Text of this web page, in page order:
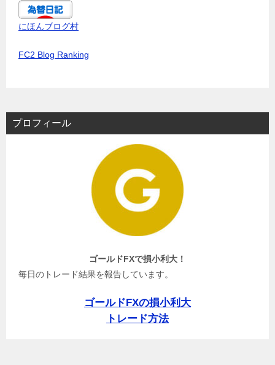
にほんブログ村
FC2 Blog Ranking
プロフィール
ゴールドFXで損小利大！
毎日のトレード結果を報告しています。
ゴールドFXの損小利大
トレード方法